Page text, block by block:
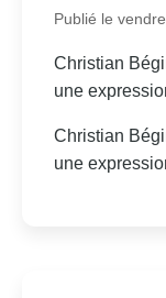
Publié le
Christian
une
Christian
une